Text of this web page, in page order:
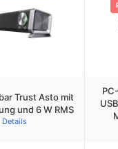
Trust Asto mit
und 6 W RMS
Details